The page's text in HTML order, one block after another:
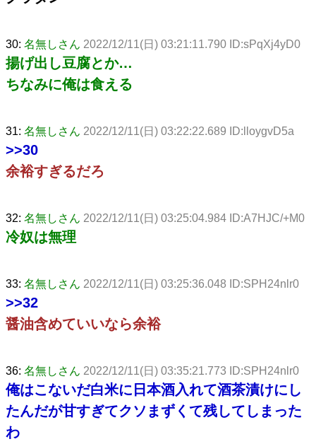
30: 名無しさん 2022/12/11(日) 03:21:11.790 ID:sPqXj4yD0
揚げ出し豆腐とか…
ちなみに俺は食える
31: 名無しさん 2022/12/11(日) 03:22:22.689 ID:lloygvD5a
>>30
余裕すぎるだろ
32: 名無しさん 2022/12/11(日) 03:25:04.984 ID:A7HJC/+M0
冷奴は無理
33: 名無しさん 2022/12/11(日) 03:25:36.048 ID:SPH24nlr0
>>32
醤油含めていいなら余裕
36: 名無しさん 2022/12/11(日) 03:35:21.773 ID:SPH24nlr0
俺はこないだ白米に日本酒入れて酒茶漬けにし
たんだが甘すぎてクソまずくて残してしまった
わ